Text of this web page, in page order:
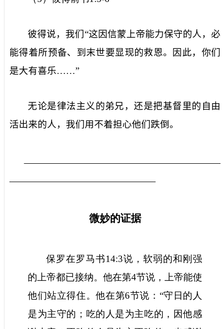
彼得说，我们“这因信蒙上帝能力保守的人，必
能得着所预备、到末世要显现的救恩。因此，你们
是大有喜乐……”
无论是律法主义的弟兄，还是把基督里的自由
活出来的人，我们用不着担心他们跌倒。
微妙的证据
保罗在罗马书14:3说，软弱的和刚强
的上帝都已接纳。他在第4节说，上帝能使
他们站立得住。他在第6节说： “守日的人
是为主守的；吃的人是为主吃的，因他感